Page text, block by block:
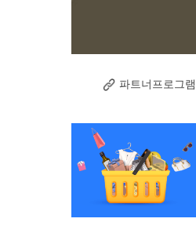
파트너프로그램